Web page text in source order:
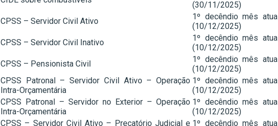
(30/11/2025)
CPSS – Servidor Civil Ativo
1º decêndio mês
(10/12/2025)
CPSS – Servidor Civil Inativo
1º decêndio mês
(10/12/2025)
CPSS – Pensionista Civil
1º decêndio mês
(10/12/2025)
CPSS Patronal – Servidor Civil Ativo – Operação
Intra-Orçamentária
1º decêndio mês
(10/12/2025)
CPSS Patronal – Servidor no Exterior – Operação
Intra-Orçamentária
1º decêndio mês
(10/12/2025)
CPSS – Servidor Civil Ativo – Precatório Judicial e 1º decêndio mês